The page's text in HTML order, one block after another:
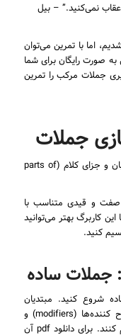
عقاب نمی‌کنید.” – بیل
اما با تمرین می‌توان
به صورت رایگان برای شما
جملات مرکب را تمرین
جملات
نمودارسازی جملات برای درک عمیق‌تر دستور زبان و جزای کلام (parts of
صفت و قیدی متناسب با
کاربرگ بهتر می‌توانید
کنید.
جملات ساده
شروع کنید. مبتدیان
می‌توانند جملات ساده را قبل از افزودن اصلاح کننده‌ها (modifiers) و
سایر قسمت‌های جمله، به فاعل و فعل تقسیم کنند. برای دانلود pdf آن